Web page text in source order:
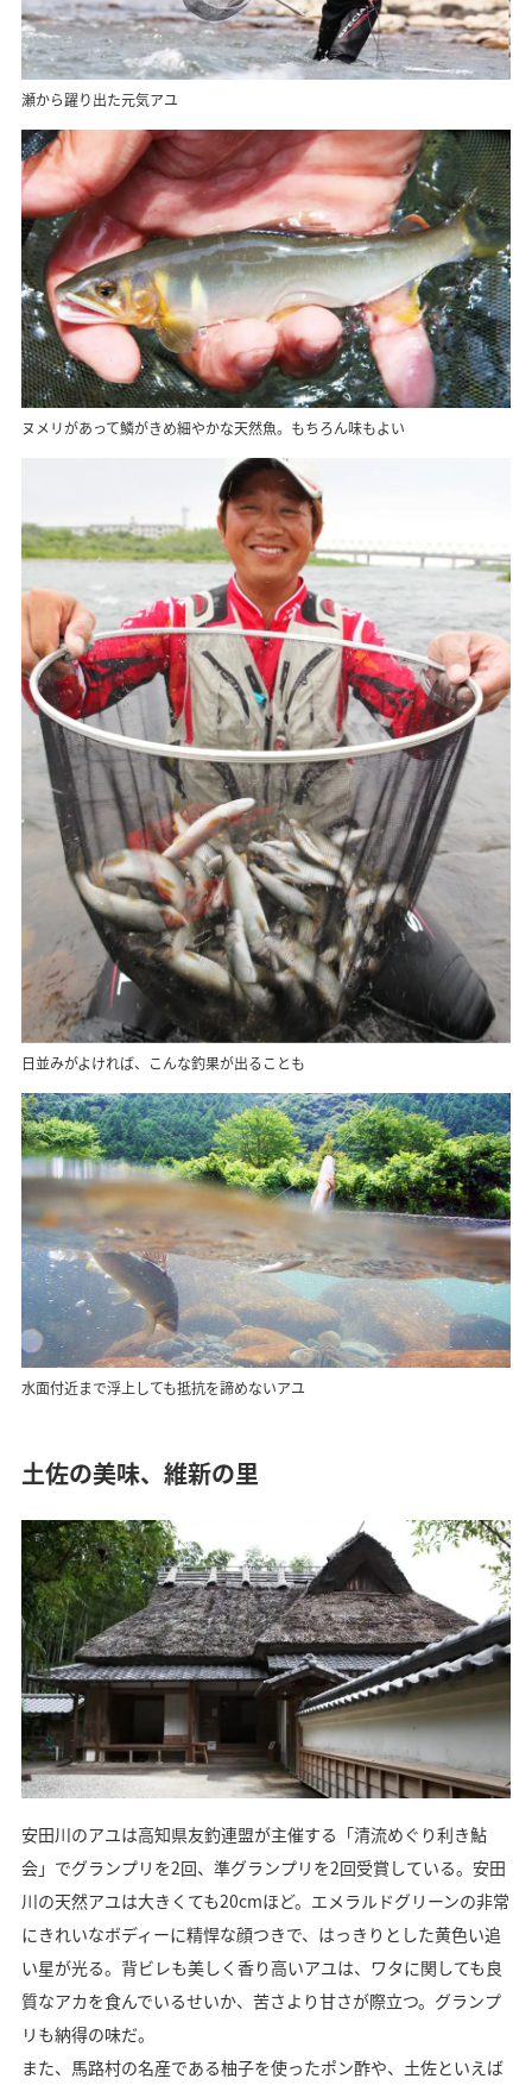
瀬から躍り出た元気アユ
ヌメリがあって鱗がきめ細やかな天然魚。もちろん味もよい
日並みがよければ、こんな釣果が出ることも
水面付近まで浮上しても抵抗を諦めないアユ
土佐の美味、維新の里
安田川のアユは高知県友釣連盟が主催する「清流めぐり利き鮎
会」でグランプリを2回、準グランプリを2回受賞している。安田
川の天然アユは大きくても20cmほど。エメラルドグリーンの非常
にきれいなボディーに精悍な顔つきで、はっきりとした黄色い追
い星が光る。背ビレも美しく香り高いアユは、ワタに関しても良
質なアカを食んでいるせいか、苦さより甘さが際立つ。グランプ
リも納得の味だ。
また、馬路村の名産である柚子を使ったポン酢や、土佐といえば